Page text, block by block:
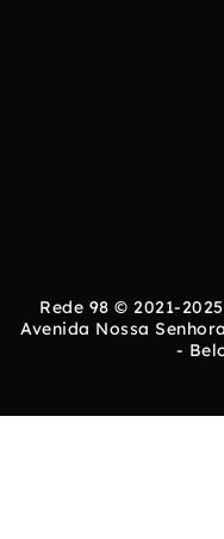
Rede 98 © 2021-
Avenida Nossa
-